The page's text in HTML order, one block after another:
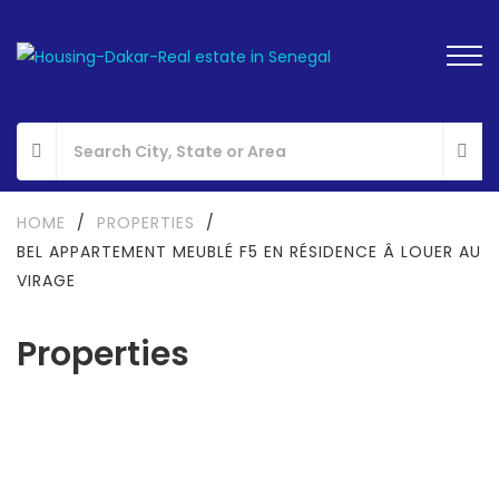
Properties
HOME / PROPERTIES
/
BEL APPARTEMENT MEUBLÉ F5 EN RÉSIDENCE Â LOUER AU
VIRAGE